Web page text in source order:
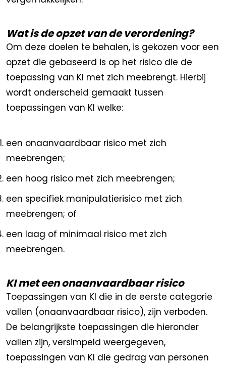
Wat is de opzet van de verordening?
Om deze doelen te behalen, is gekozen voor een
opzet die gebaseerd is op het risico die de
toepassing van KI met zich meebrengt. Hierbij
wordt onderscheid gemaakt tussen
toepassingen van KI welke:
een onaanvaardbaar risico met zich
meebrengen;
een hoog risico met zich meebrengen;
een specifiek manipulatierisico met zich
meebrengen; of
een laag of minimaal risico met zich
meebrengen.
KI met een onaanvaardbaar risico
Toepassingen van KI die in de eerste categorie
vallen (onaanvaardbaar risico), zijn verboden.
De belangrijkste toepassingen die hieronder
vallen zijn, versimpeld weergegeven,
toepassingen van KI die gedrag van personen